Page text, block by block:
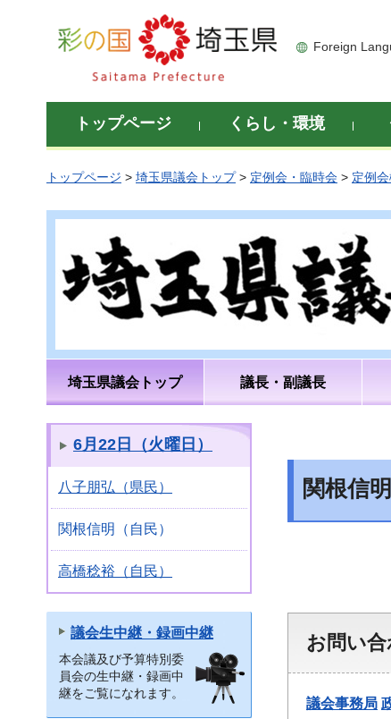
彩の国 埼玉県
Foreign
トップページ くらし・環境
トップページ > 埼玉県議会トップ> 定例会・臨時会 > 定例
埼玉県議会トップ 議長・副議長
6月22日（火曜日）
八子朋弘（県民）
関根信明（自民）
高橋稔裕（自民）
議会生中継・録画中継
本会議及び予算特別委
員会の生中継・録画中
継をご覧になれます。
関根信
お問い
議会事務局